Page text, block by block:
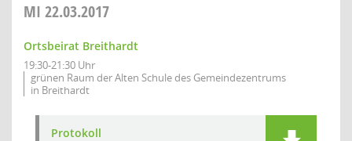
MI 22.03.2017
Ortsbeirat Breithardt
19:30-21:30 Uhr
grünen Raum der Alten Schule des Gemeindezentrums
in Breithardt
Protokoll